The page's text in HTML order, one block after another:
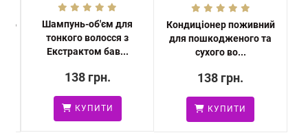
Шампунь-об'єм для
тонкого волосся з
Екстрактом бав...
138 грн.
КУПИТИ
Кондиціонер поживний
для пошкодженого та
сухого во...
138 грн.
КУПИТИ